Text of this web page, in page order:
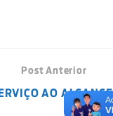
Post Anterior
AO